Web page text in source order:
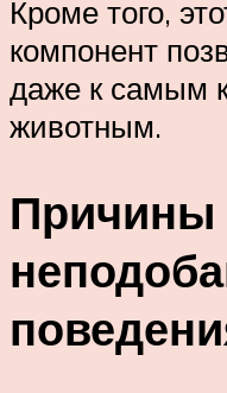
Кроме того,
компонент
даже к самым
животным.
Причины